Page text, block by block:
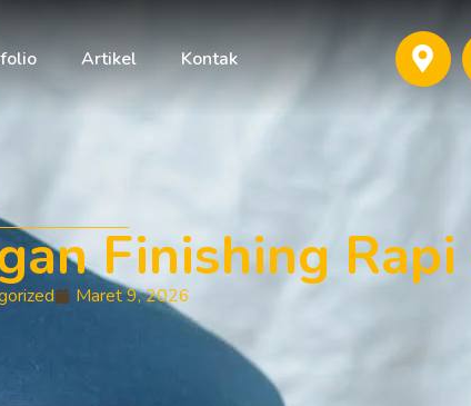
Artikel Kontak
Finishing
Maret 9, 2026